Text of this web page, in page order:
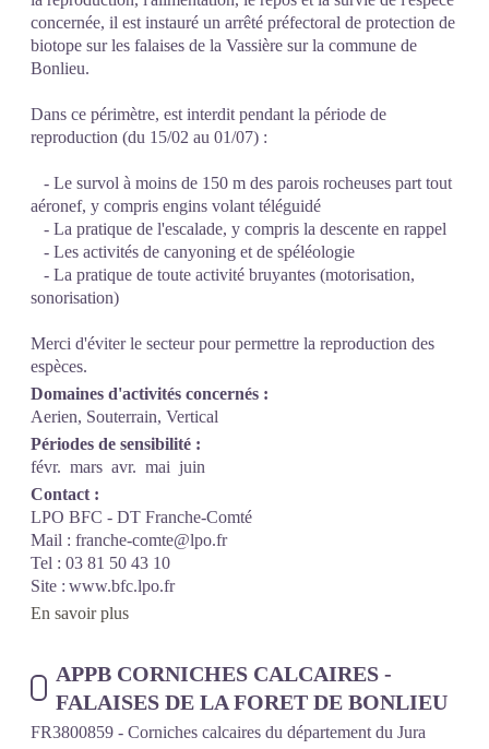
concernée, il est instauré un arrêté préfectoral de protection de
biotope sur les falaises de la Vassière sur la commune de
Bonlieu.
Dans ce périmètre, est interdit pendant la période de
reproduction (du 15/02 au 01/07) :
- Le survol à moins de 150 m des parois rocheuses part tout
aéronef, y compris engins volant téléguidé
- La pratique de l'escalade, y compris la descente en rappel
- Les activités de canyoning et de spéléologie
- La pratique de toute activité bruyantes (motorisation,
sonorisation)
Merci d'éviter le secteur pour permettre la reproduction des
espèces.
Domaines d'activités concernés :
Aerien, Souterrain, Vertical
Périodes de sensibilité :
févr. mars avr. mai juin
Contact :
LPO BFC - DT Franche-Comté
Mail : franche-comte@lpo.fr
Tel : 03 81 50 43 10
Site : www.bfc.lpo.fr
En savoir plus
APPB CORNICHES CALCAIRES -
FALAISES DE LA FORET DE BONLIEU
FR3800859 - Corniches calcaires du département du Jura